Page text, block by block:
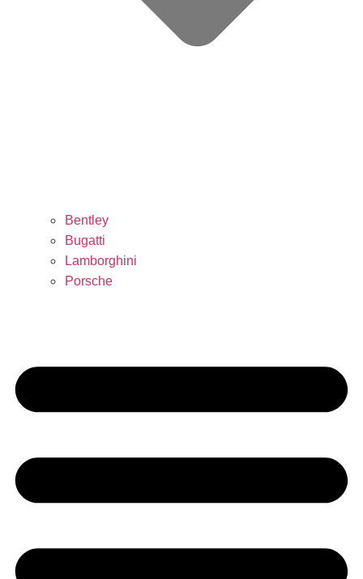
Bentley
Bugatti
Lamborghini
Porsche